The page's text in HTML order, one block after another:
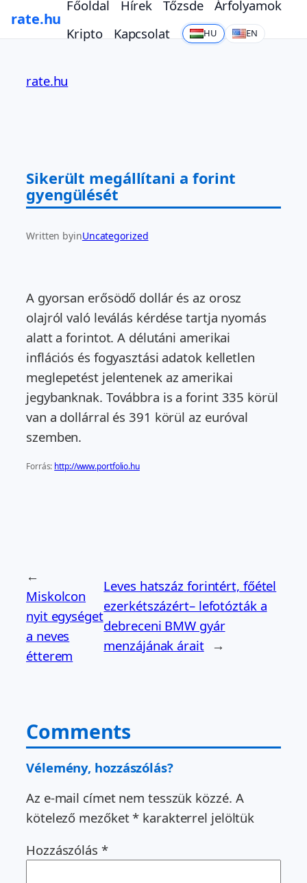
rate.hu
Főoldal Hírek Tőzsde
Árfolyamok
Kripto
Kapcsolat HU EN
tartalomhoz
rate.hu
Sikerült megállítani a forint
gyengülését
Written byinUncategorized
A gyorsan erősödő dollár és az orosz
olajról való leválás kérdése tartja nyomás
alatt a forintot. A délutáni amerikai
inflációs és fogyasztási adatok kelletlen
meglepetést jelentenek az amerikai
jegybanknak. Továbbra is a forint 335 körül
van a dollárral és 391 körül az euróval
szemben.
Forrás: http://www.portfolio.hu
←
Miskolcon
nyit egységet
a neves
étterem
Leves hatszáz forintért, főétel
ezerkétszázért– lefotózták a
debreceni BMW gyár
menzájának árait →
Comments
Vélemény, hozzászólás?
Az e-mail címet nem tesszük közzé. A
kötelező mezőket* karakterrel jelöltük
Hozzászólás *